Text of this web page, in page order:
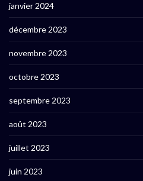
janvier 2024
décembre 2023
novembre 2023
octobre 2023
septembre 2023
août 2023
juillet 2023
juin 2023